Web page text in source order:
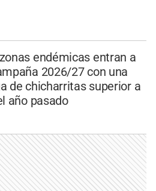
endémicas entran a
2026/27 con una
de chicharritas superior a
año pasado